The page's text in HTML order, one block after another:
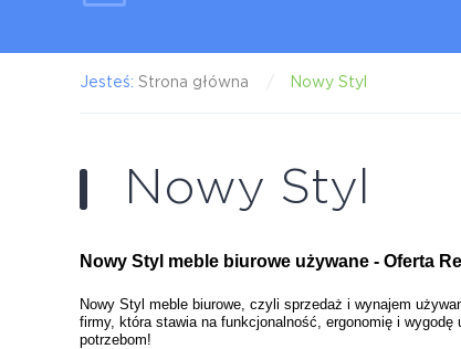
Jesteś: Strona główna Nowy Styl
Nowy Styl
Nowy Styl meble biurowe używane - Oferta
Nowy Styl meble biurowe, czyli sprzedaż i wynajem
firmy, która stawia na funkcjonalność, ergonomię i
potrzebom!